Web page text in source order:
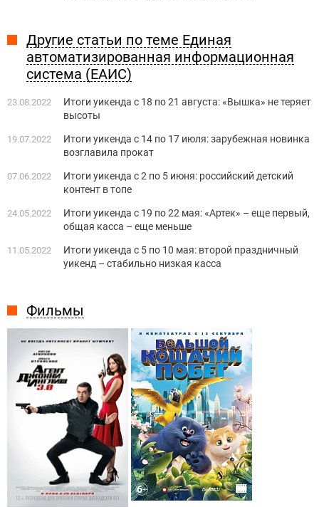
Фильмы
Другие статьи по теме Единая
автоматизированная информационная
система (ЕАИС)
23.08.2022
Итоги уикенда с 18 по 21 августа: «Вышка» не теряет
высоты
19.07.2022
Итоги уикенда с 14 по 17 июля: зарубежная новинка
возглавила прокат
07.06.2022
Итоги уикенда с 2 по 5 июня: российский детский
контент в топе
24.05.2022
Итоги уикенда с 19 по 22 мая: «Артек» – еще первый,
общая касса – еще меньше
11.05.2022
Итоги уикенда с 5 по 10 мая: второй праздничный
уикенд – стабильно низкая касса